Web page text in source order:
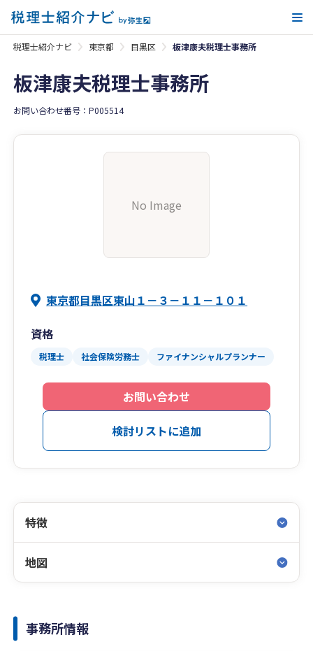
税理士紹介ナビ 東京都 目黒区 板津康夫税理士事務所
板津康夫税理士事務所
お問い合わせ番号：P005514
No Image
東京都目黒区東山１－３－１１－１０１
資格
税理士 社会保険労務士 ファイナンシャルプランナー
お問い合わせ
検討リストに追加
特徴
地図
事務所情報